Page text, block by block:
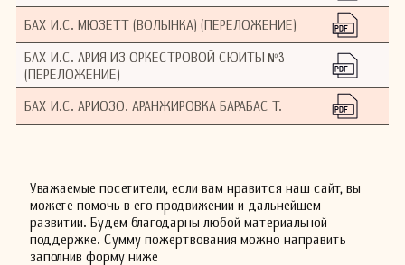
БАХ И.С. МЮЗЕТТ (ВОЛЫНКА) (ПЕРЕЛОЖЕНИЕ)
БАХ И.С. АРИЯ ИЗ ОРКЕСТРОВОЙ СЮИТЫ №3
(ПЕРЕЛОЖЕНИЕ)
БАХ И.С. АРИОЗО. АРАНЖИРОВКА БАРАБАС Т.
Уважаемые посетители, если вам нравится наш сайт, вы
можете помочь в его продвижении и дальнейшем
развитии. Будем благодарны любой материальной
поддержке. Сумму пожертвования можно направить
заполнив форму ниже